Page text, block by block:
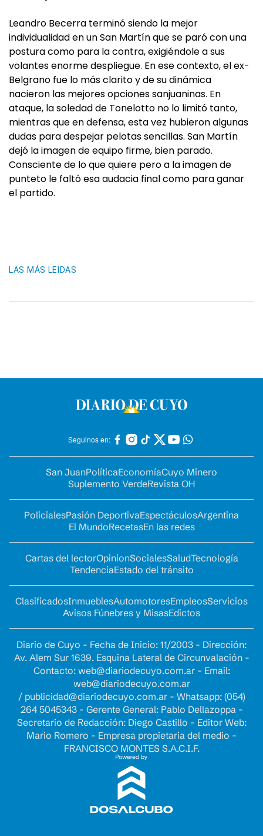
Leandro Becerra terminó siendo la mejor
individualidad en un San Martín que se paró con una
postura como para la contra, exigiéndole a sus
volantes enorme despliegue. En ese contexto, el ex-
Belgrano fue lo más clarito y de su dinámica
nacieron las mejores opciones sanjuaninas. En
ataque, la soledad de Tonelotto no lo limitó tanto,
mientras que en defensa, esta vez hubieron algunas
dudas para despejar pelotas sencillas. San Martín
dejó la imagen de equipo firme, bien parado.
Consciente de lo que quiere pero a la imagen de
punteto le faltó esa audacia final como para ganar
el partido.
LAS MÁS LEIDAS
Seguinos en:
San JuanPolíticaEconomíaCuyo Minero
Suplemento VerdeRevista OH
PolicialesPasión DeportivaEspectáculosArgentina
El MundoRecetasEn las redes
Cartas del lectorOpinionSocialesSaludTecnología
TendenciaEstado del tránsito
ClasificadosInmueblesAutomotoresEmpleosServicios
Avisos Fúnebres y MisasEdictos
Diario de Cuyo - Fecha de Inicio: 11/2003 - Dirección:
Av. Alem Sur 1639. Esquina Lateral de Circunvalación -
Contacto: web@diariodecuyo.com.ar- Email:
web@diariodecuyo.com.ar
/ publicidad@diariodecuyo.com.ar- Whatsapp: (054)
264 5045343 - Gerente General: Pablo Dellazoppa -
Secretario de Redacción: Diego Castillo - Editor Web:
Mario Romero - Empresa propietaria del medio -
FRANCISCO MONTES S.A.C.I.F.